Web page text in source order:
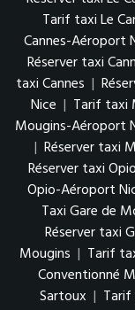
Tarif taxi Le
Cannes-Aéroport
Réserver taxi
taxi Cannes |
Nice | Tarif taxi
Mougins-Aéroport
| Réserver taxi
Réserver taxi Opio
Opio-Aéroport
Taxi Gare de
Réserver taxi
Mougins | Tarif
Conventionné
Sartoux |